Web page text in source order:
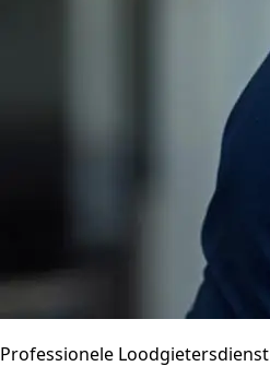
Professionele Loodgietersdienst